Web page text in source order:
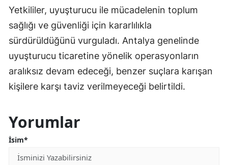
Yetkililer, uyuşturucu ile mücadelenin toplum
sağlığı ve güvenliği için kararlılıkla
sürdürüldüğünü vurguladı. Antalya genelinde
uyuşturucu ticaretine yönelik operasyonların
aralıksız devam edeceği, benzer suçlara karışan
kişilere karşı taviz verilmeyeceği belirtildi.
Yorumlar
İsim*